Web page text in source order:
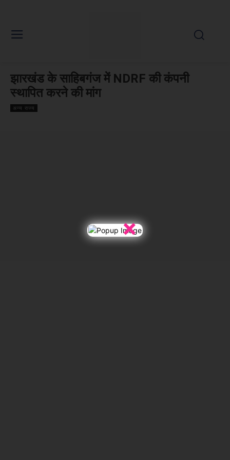
×
झारखंड के साहिबगंज में NDRF की कंपनी
स्थापित करने की मांग
अन्य राज्य